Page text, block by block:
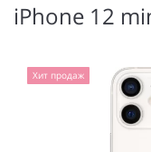
iPhone 12
Хит продаж